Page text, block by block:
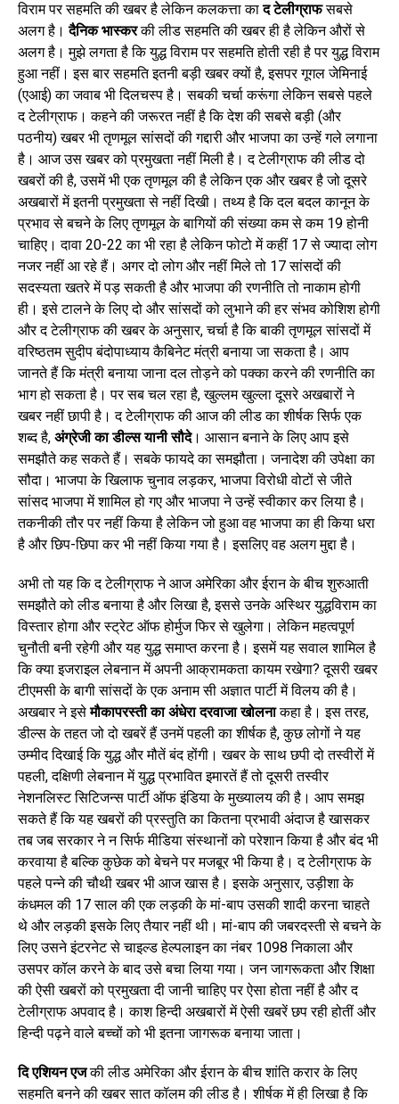
विराम पर सहमति की खबर है लेकिन कलकत्ता काद टेलीग्राफसबसे
अलग है।दैनिक भास्करकी लीड सहमति की खबर ही है लेकिन औरों से
अलग है। मुझे लगता है कि युद्ध विराम पर सहमति होती रही है पर युद्ध विराम
हुआ नहीं। इस बार सहमति इतनी बड़ी खबर क्यों है, इसपर गूगल जेमिनाई
(एआई) का जवाब भी दिलचस्प है। सबकी चर्चा करूंगा लेकिन सबसे पहले
द टेलीग्राफ। कहने की जरूरत नहीं है कि देश की सबसे बड़ी (और
पठनीय) खबर भी तृणमूल सांसदों की गद्दारी और भाजपा का उन्हें गले लगाना
है। आज उस खबर को प्रमुखता नहीं मिली है। द टेलीग्राफ की लीड दो
खबरों की है, उसमें भी एक तृणमूल की है लेकिन एक और खबर है जो दूसरे
अखबारों में इतनी प्रमुखता से नहीं दिखी। तथ्य है कि दल बदल कानून के
प्रभाव से बचने के लिए तृणमूल के बागियों की संख्या कम से कम 19 होनी
चाहिए। दावा 20-22 का भी रहा है लेकिन फोटो में कहीं 17 से ज्यादा लोग
नजर नहीं आ रहे हैं। अगर दो लोग और नहीं मिले तो 17 सांसदों की
सदस्यता खतरे में पड़ सकती है और भाजपा की रणनीति तो नाकाम होगी
ही। इसे टालने के लिए दो और सांसदों को लुभाने की हर संभव कोशिश होगी
और द टेलीग्राफ की खबर के अनुसार, चर्चा है कि बाकी तृणमूल सांसदों में
वरिष्ठतम सुदीप बंदोपाध्याय कैबिनेट मंत्री बनाया जा सकता है। आप
जानते हैं कि मंत्री बनाया जाना दल तोड़ने को पक्का करने की रणनीति का
भाग हो सकता है। पर सब चल रहा है, खुल्लम खुल्ला दूसरे अखबारों ने
खबर नहीं छापी है। द टेलीग्राफ की आज की लीड का शीर्षक सिर्फ एक
शब्द है, अंग्रेजी का डील्स यानी सौदे। आसान बनाने के लिए आप इसे
समझौते कह सकते हैं। सबके फायदे का समझौता। जनादेश की उपेक्षा का
सौदा। भाजपा के खिलाफ चुनाव लड़कर, भाजपा विरोधी वोटों से जीते
सांसद भाजपा में शामिल हो गए और भाजपा ने उन्हें स्वीकार कर लिया है।
तकनीकी तौर पर नहीं किया है लेकिन जो हुआ वह भाजपा का ही किया धरा
है और छिप-छिपा कर भी नहीं किया गया है। इसलिए वह अलग मुद्दा है।
अभी तो यह कि द टेलीग्राफ ने आज अमेरिका और ईरान के बीच शुरुआती
समझौते को लीड बनाया है और लिखा है, इससे उनके अस्थिर युद्धविराम का
विस्तार होगा और स्ट्रेट ऑफ होर्मुज फिर से खुलेगा। लेकिन महत्वपूर्ण
चुनौती बनी रहेगी और यह युद्ध समाप्त करना है। इसमें यह सवाल शामिल है
कि क्या इजराइल लेबनान में अपनी आक्रामकता कायम रखेगा? दूसरी खबर
टीएमसी के बागी सांसदों के एक अनाम सी अज्ञात पार्टी में विलय की है।
अखबार ने इसेमौकापरस्ती का अंधेरा दरवाजा खोलनाकहा है। इस तरह,
डील्स के तहत जो दो खबरें हैं उनमें पहली का शीर्षक है, कुछ लोगों ने यह
उम्मीद दिखाई कि युद्ध और मौतें बंद होंगी। खबर के साथ छपी दो तस्वीरों में
पहली, दक्षिणी लेबनान में युद्ध प्रभावित इमारतें हैं तो दूसरी तस्वीर
नेशनलिस्ट सिटिजन्स पार्टी ऑफ इंडिया के मुख्यालय की है। आप समझ
सकते हैं कि यह खबरों की प्रस्तुति का कितना प्रभावी अंदाज है खासकर
तब जब सरकार ने न सिर्फ मीडिया संस्थानों को परेशान किया है और बंद भी
करवाया है बल्कि कुछेक को बेचने पर मजबूर भी किया है। द टेलीग्राफ के
पहले पन्ने की चौथी खबर भी आज खास है। इसके अनुसार, उड़ीशा के
कंधमल की 17 साल की एक लड़की के मां-बाप उसकी शादी करना चाहते
थे और लड़की इसके लिए तैयार नहीं थी। मां-बाप की जबरदस्ती से बचने के
लिए उसने इंटरनेट से चाइल्ड हेल्पलाइन का नंबर 1098 निकाला और
उसपर कॉल करने के बाद उसे बचा लिया गया। जन जागरूकता और शिक्षा
की ऐसी खबरों को प्रमुखता दी जानी चाहिए पर ऐसा होता नहीं है और द
टेलीग्राफ अपवाद है। काश हिन्दी अखबारों में ऐसी खबरें छप रही होतीं और
हिन्दी पढ़ने वाले बच्चों को भी इतना जागरूक बनाया जाता।
दि एशियन एजकी लीड अमेरिका और ईरान के बीच शांति करार के लिए
सहमति बनने की खबर सात कॉलम की लीड है। शीर्षक में ही लिखा है कि